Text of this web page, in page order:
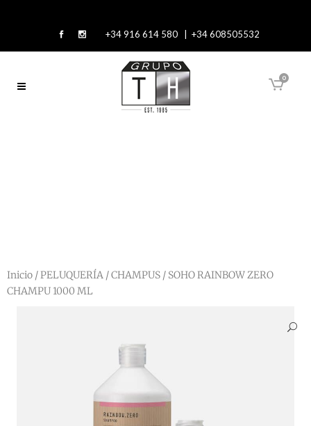
+34 916 614 580 | +34 608505532
0
Inicio /PELUQUERÍA /CHAMPUS / SOHO RAINBOW ZERO
CHAMPU 1000 ML